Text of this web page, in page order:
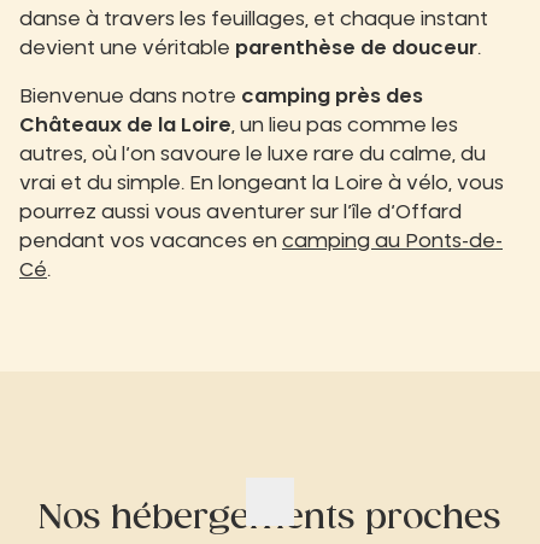
danse à travers les feuillages, et chaque instant
devient une véritable parenthèse de douceur.
Bienvenue dans notre camping près des
Châteaux de la Loire , un lieu pas comme les
autres, où l’on savoure le luxe rare du calme, du
vrai et du simple. En longeant la Loire à vélo, vous
pourrez aussi vous aventurer sur l’île d’Offard
pendant vos vacances en camping au Ponts-de-
Cé.
Nos hébergements proches